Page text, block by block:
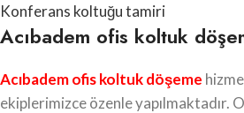
Konferans koltuğu tamiri
Acıbadem ofis koltuk
Acıbadem ofis koltuk döşeme
ekiplerimizce özenle yapılmaktadır.